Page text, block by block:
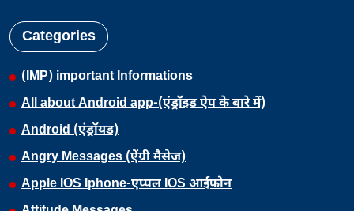
Categories
(IMP) important Informations
All about Android app-(एंड्रॉइड ऐप के बारे में)
Android (एंड्रॉयड)
Angry Messages (ऐंग्री मैसेज)
Apple IOS Iphone-एप्पल IOS आईफोन